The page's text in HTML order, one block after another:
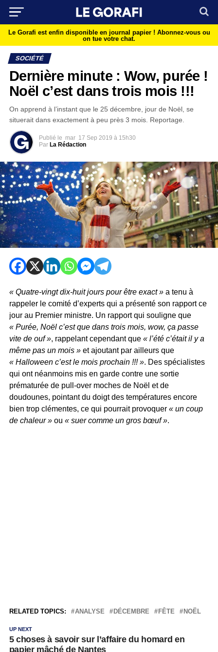
Le Gorafi est enfin disponible en journal papier ! Abonnez-vous ou
on tue votre chat.
SOCIÉTÉ
Dernière minute : Wow, purée !
Noël c’est dans trois mois !!!
On apprend à l’instant que le 25 décembre, jour de Noël, se
situerait dans exactement à peu près 3 mois. Reportage.
Publié le mar 17 Sep 2019 à 15h30
Par La Rédaction
« Quatre-vingt dix-huit jours pour être exact »a tenu à
rappeler le comité d’experts qui a présenté son rapport ce
jour au Premier ministre. Un rapport qui souligne que
« Purée, Noël c’est que dans trois mois, wow, ça passe
vite de ouf », rappelant cependant que« l’été c’était il y a
même pas un mois »et ajoutant par ailleurs que
« Halloween c’est le mois prochain !!! ». Des spécialistes
qui ont néanmoins mis en garde contre une sortie
prématurée de pull-over moches de Noël et de
doudounes, pointant du doigt des températures encore
bien trop clémentes, ce qui pourrait provoquer « un coup
de chaleur » ou « suer comme un gros bœuf ».
RELATED TOPICS: ANALYSE DÉCEMBRE FÊTE NOËL
UP NEXT
5 choses à savoir sur l’affaire du homard en
papier mâché de Nantes